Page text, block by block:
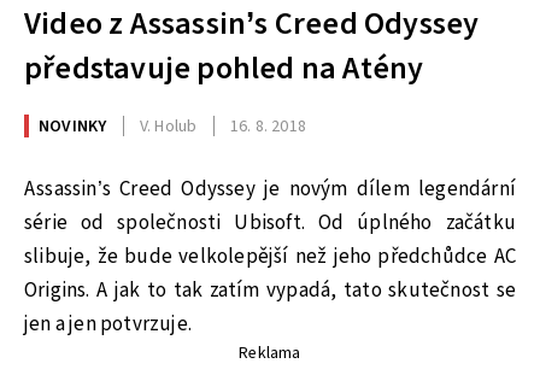
Video z Assassin’s Creed Odyssey
představuje pohled na Atény
NOVINKY V. Holub 16. 8. 2018
Assassin’s Creed Odyssey je novým dílem legendární
série od společnosti Ubisoft. Od úplného začátku
slibuje, že bude velkolepější než jeho předchůdce AC
Origins. A jak to tak zatím vypadá, tato skutečnost se
jen a jen potvrzuje.
Reklama